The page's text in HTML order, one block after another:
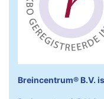
Breincentrum® B.V.